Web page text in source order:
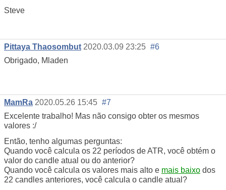
Steve
Pittaya Thaosombut 2020.03.09 23:25 #6
Obrigado, Mladen
MamRa 2020.05.26 15:45 #7
Excelente trabalho! Mas não consigo obter os mesmos
valores :/
Então, tenho algumas perguntas:
Quando você calcula os 22 períodos de ATR, você obtém o
valor do candle atual ou do anterior?
Quando você calcula os valores mais alto e mais baixo dos
22 candles anteriores, você calcula o candle atual?